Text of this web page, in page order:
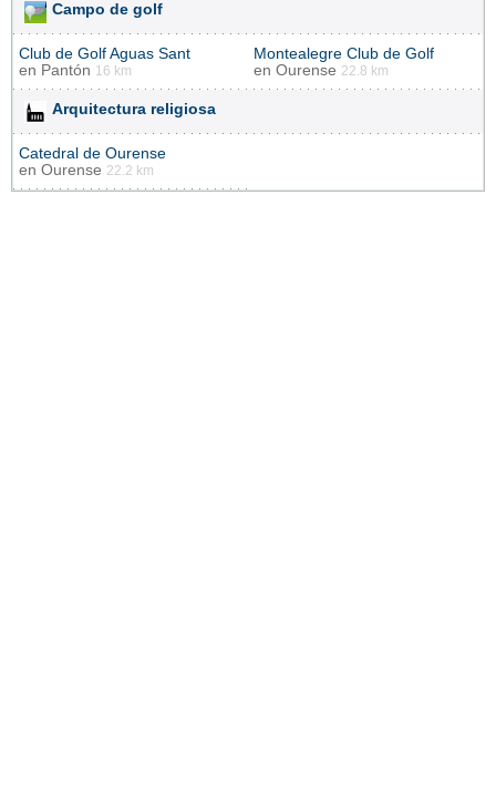
Campo de golf
Club de Golf Aguas Sant
en Pantón 16 km
Montealegre Club de Golf
en Ourense 22.8 km
Arquitectura religiosa
Catedral de Ourense
en Ourense 22.2 km